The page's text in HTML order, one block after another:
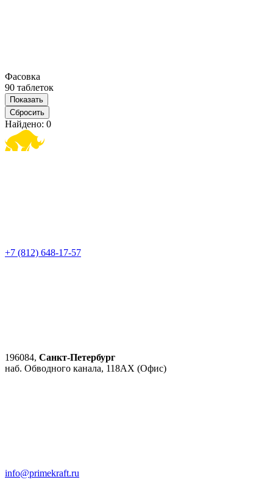
Фасовка
90 таблеток
Найдено: 0
+7 (812) 648-17-57
196084, Санкт-Петербург
наб. Обводного канала, 118АХ (Офис)
info@primekraft.ru